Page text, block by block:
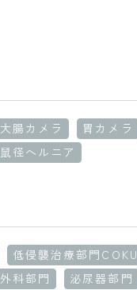
大腸カメラ
胃カメラ
鼠径ヘルニア
低侵襲治療部門COKU
外科部門
泌尿器部門